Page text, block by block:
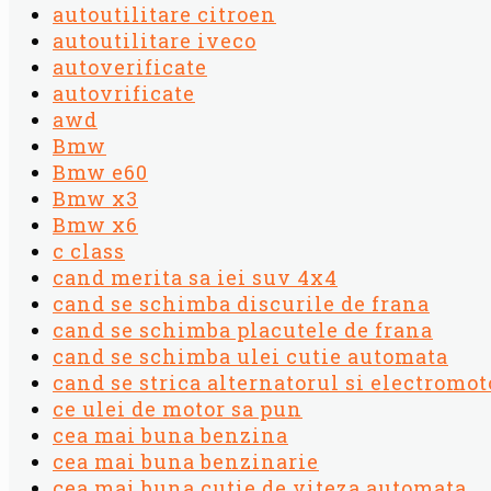
autoutilitare citroen
autoutilitare iveco
autoverificate
autovrificate
awd
Bmw
Bmw e60
Bmw x3
Bmw x6
c class
cand merita sa iei suv 4x4
cand se schimba discurile de frana
cand se schimba placutele de frana
cand se schimba ulei cutie automata
cand se strica alternatorul si
ce ulei de motor sa pun
cea mai buna benzina
cea mai buna benzinarie